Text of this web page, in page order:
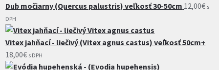
Dub močiarny (Quercus palustris) veľkosť 30-50cm 12,00€ s
DPH
Vitex jahňací - liečivý (Vitex agnus castus) veľkosť 50cm+
18,00€ s DPH